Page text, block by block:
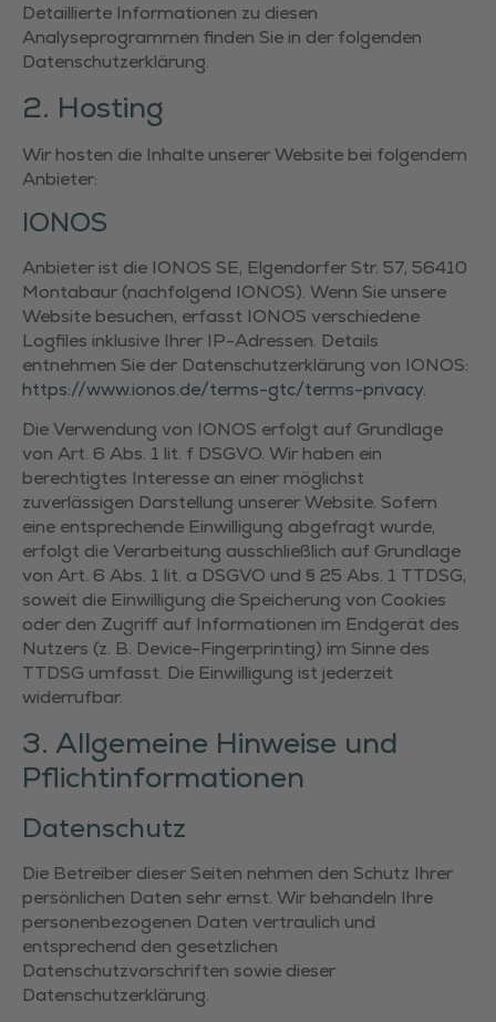
Detaillierte Informationen zu diesen
Analyseprogrammen finden Sie in der folgenden
Datenschutzerklärung.
2. Hosting
Wir hosten die Inhalte unserer Website bei folgendem
Anbieter:
IONOS
Anbieter ist die IONOS SE, Elgendorfer Str. 57, 56410
Montabaur (nachfolgend IONOS). Wenn Sie unsere
Website besuchen, erfasst IONOS verschiedene
Logfiles inklusive Ihrer IP-Adressen. Details
entnehmen Sie der Datenschutzerklärung von IONOS:
https://www.ionos.de/terms-gtc/terms-privacy.
Die Verwendung von IONOS erfolgt auf Grundlage
von Art. 6 Abs. 1 lit. f DSGVO. Wir haben ein
berechtigtes Interesse an einer möglichst
zuverlässigen Darstellung unserer Website. Sofern
eine entsprechende Einwilligung abgefragt wurde,
erfolgt die Verarbeitung ausschließlich auf Grundlage
von Art. 6 Abs. 1 lit. a DSGVO und § 25 Abs. 1 TTDSG,
soweit die Einwilligung die Speicherung von Cookies
oder den Zugriff auf Informationen im Endgerät des
Nutzers (z. B. Device-Fingerprinting) im Sinne des
TTDSG umfasst. Die Einwilligung ist jederzeit
widerrufbar.
3. Allgemeine Hinweise und
Pflicht­informationen
Datenschutz
Die Betreiber dieser Seiten nehmen den Schutz Ihrer
persönlichen Daten sehr ernst. Wir behandeln Ihre
personenbezogenen Daten vertraulich und
entsprechend den gesetzlichen
Datenschutzvorschriften sowie dieser
Datenschutzerklärung.